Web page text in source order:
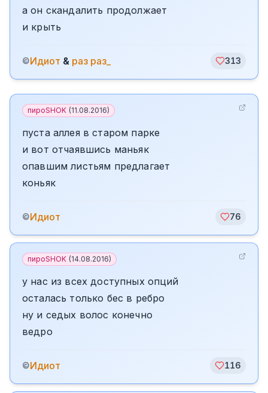
а он скандалить продолжает
и крыть
©Идиот & раз раз_ 313
пироSHOK (11.08.2016)
пуста аллея в старом парке
и вот отчаявшись маньяк
опавшим листьям предлагает
коньяк
©Идиот 76
пироSHOK (14.08.2016)
у нас из всех доступных опций
осталась только бес в ребро
ну и седых волос конечно
ведро
©Идиот 116